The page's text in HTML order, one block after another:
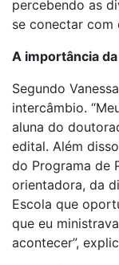
percebendo as
se conectar com
A importância da
Segundo
intercâmbio.
aluna do
edital. Além
do Programa de
orientadora, da
Escola que
que eu
acontecer”,